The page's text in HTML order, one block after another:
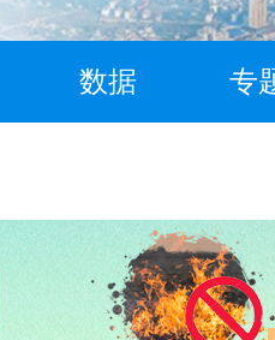
数据 专